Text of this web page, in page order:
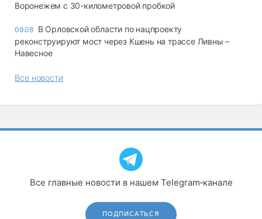
Воронежем с 30-километровой пробкой
09.08 В Орловской области по нацпроекту
реконструируют мост через Кшень на трассе Ливны –
Навесное
Все новости
Все главные новости в нашем Telegram‑канале
ПОДПИСАТЬСЯ